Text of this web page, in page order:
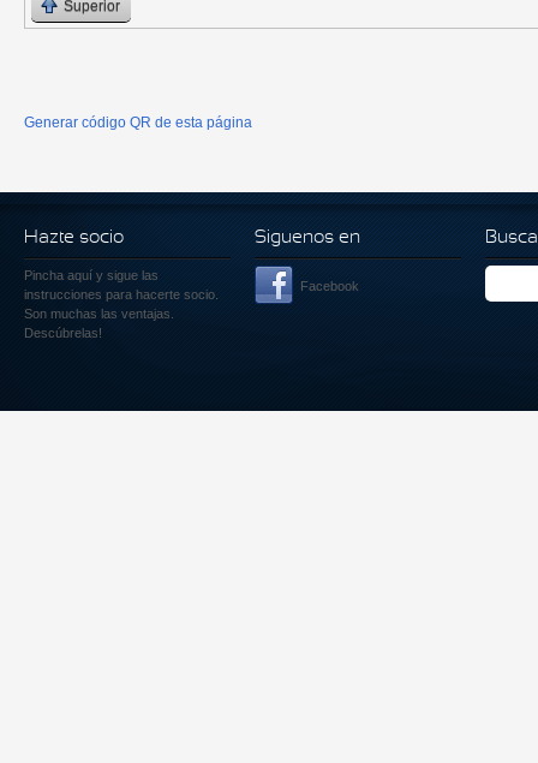
Superior
Generar código QR de esta página
Hazte socio
Pincha aquí y sigue las
instrucciones para hacerte socio.
Son muchas las ventajas.
Descúbrelas!
Siguenos en
Facebook